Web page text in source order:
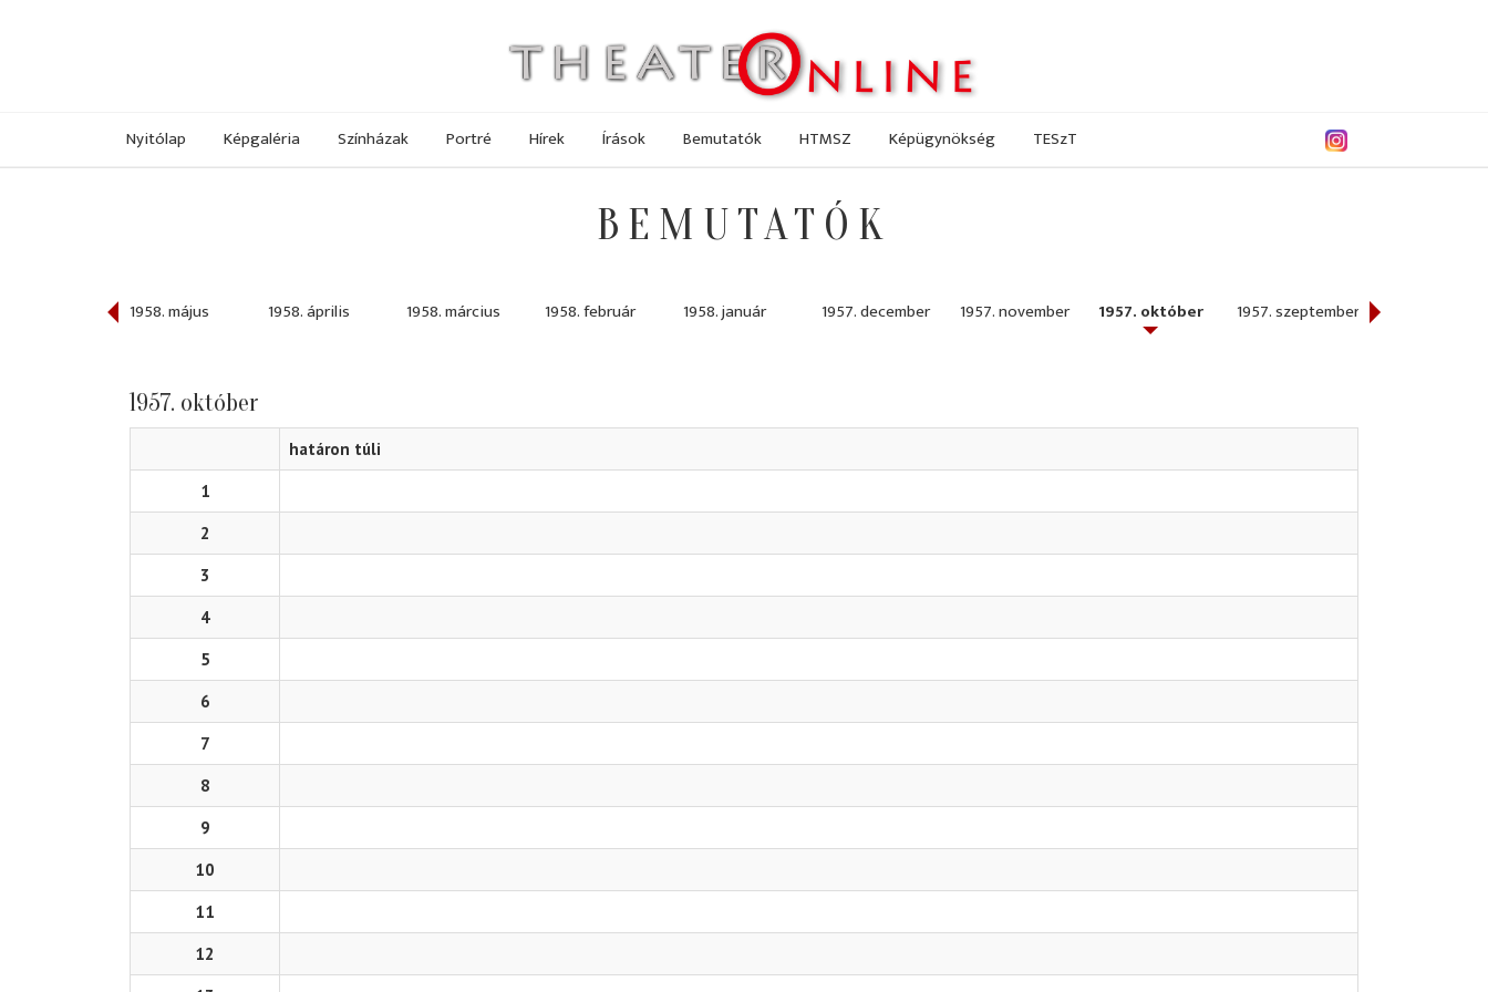
Nyitólap Képgaléria Színházak Portré Hírek Írások Bemutatók HTMSZ Képügynökség TESzT
BEMUTATÓK
1958. május 1958. április 1958. március 1958. február 1958. január 1957. december 1957. november 1957. október 1957. szeptember 1957. június
1957. október
határon túli
1
2
3
4
5
6
7
8
9
10
11
12